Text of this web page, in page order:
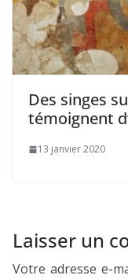
Des singes
témoignent
13 janvier 2020
Laisser un
Votre adresse e-